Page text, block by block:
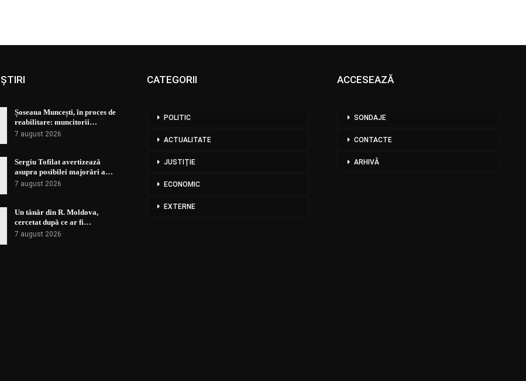
Șoseaua Muncești, în proces de
reabilitare: muncitorii…
7 august 2026
Sergiu Tofilat avertizează
asupra posibilei majorări a…
7 august 2026
Un tânăr din R. Moldova,
cercetat după ce ar fi…
7 august 2026
CATEGORII
POLITIC
ACTUALITATE
JUSTIȚIE
ECONOMIC
EXTERNE
ACCESEAZĂ
SONDAJE
CONTACTE
ARHIVĂ